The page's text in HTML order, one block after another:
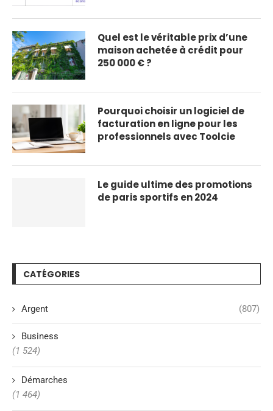
Quel est le véritable prix d’une
maison achetée à crédit pour
250 000 € ?
Pourquoi choisir un logiciel de
facturation en ligne pour les
professionnels avec Toolcie
Le guide ultime des promotions
de paris sportifs en 2024
CATÉGORIES
Argent (807)
Business
(1 524)
Démarches
(1 464)